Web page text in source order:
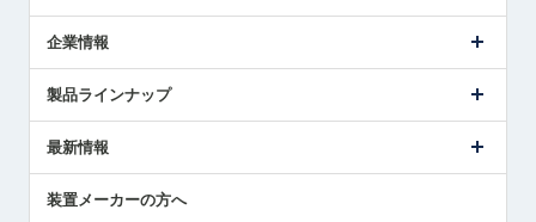
企業情報
ごあいさつ
受賞履歴
採用情報
製品ラインナップ
ツールセッタ製品
エアマイクロセンサ製品
最新情報
メトロールの技術
装置メーカーの方へ